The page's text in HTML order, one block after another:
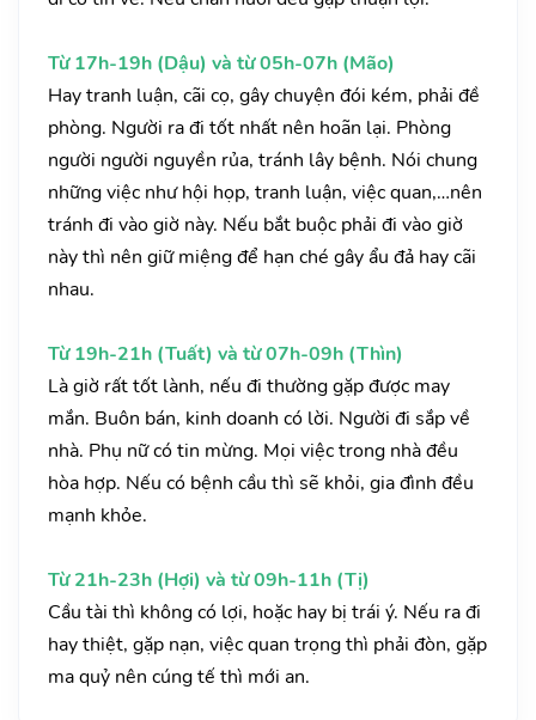
Từ 17h-19h (Dậu) và từ 05h-07h (Mão)
Hay tranh luận, cãi cọ, gây chuyện đói kém, phải đề
phòng. Người ra đi tốt nhất nên hoãn lại. Phòng
người người nguyền rủa, tránh lây bệnh. Nói chung
những việc như hội họp, tranh luận, việc quan,…nên
tránh đi vào giờ này. Nếu bắt buộc phải đi vào giờ
này thì nên giữ miệng để hạn ché gây ẩu đả hay cãi
nhau.
Từ 19h-21h (Tuất) và từ 07h-09h (Thìn)
Là giờ rất tốt lành, nếu đi thường gặp được may
mắn. Buôn bán, kinh doanh có lời. Người đi sắp về
nhà. Phụ nữ có tin mừng. Mọi việc trong nhà đều
hòa hợp. Nếu có bệnh cầu thì sẽ khỏi, gia đình đều
mạnh khỏe.
Từ 21h-23h (Hợi) và từ 09h-11h (Tị)
Cầu tài thì không có lợi, hoặc hay bị trái ý. Nếu ra đi
hay thiệt, gặp nạn, việc quan trọng thì phải đòn, gặp
ma quỷ nên cúng tế thì mới an.